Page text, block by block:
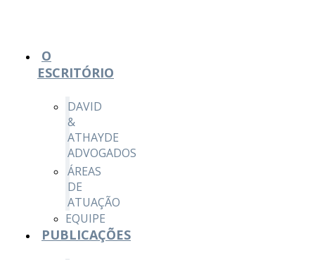
O
ESCRITÓRIO
DAVID
&
ATHAYDE
ADVOGADOS
ÁREAS
DE
ATUAÇÃO
EQUIPE
PUBLICAÇÕES